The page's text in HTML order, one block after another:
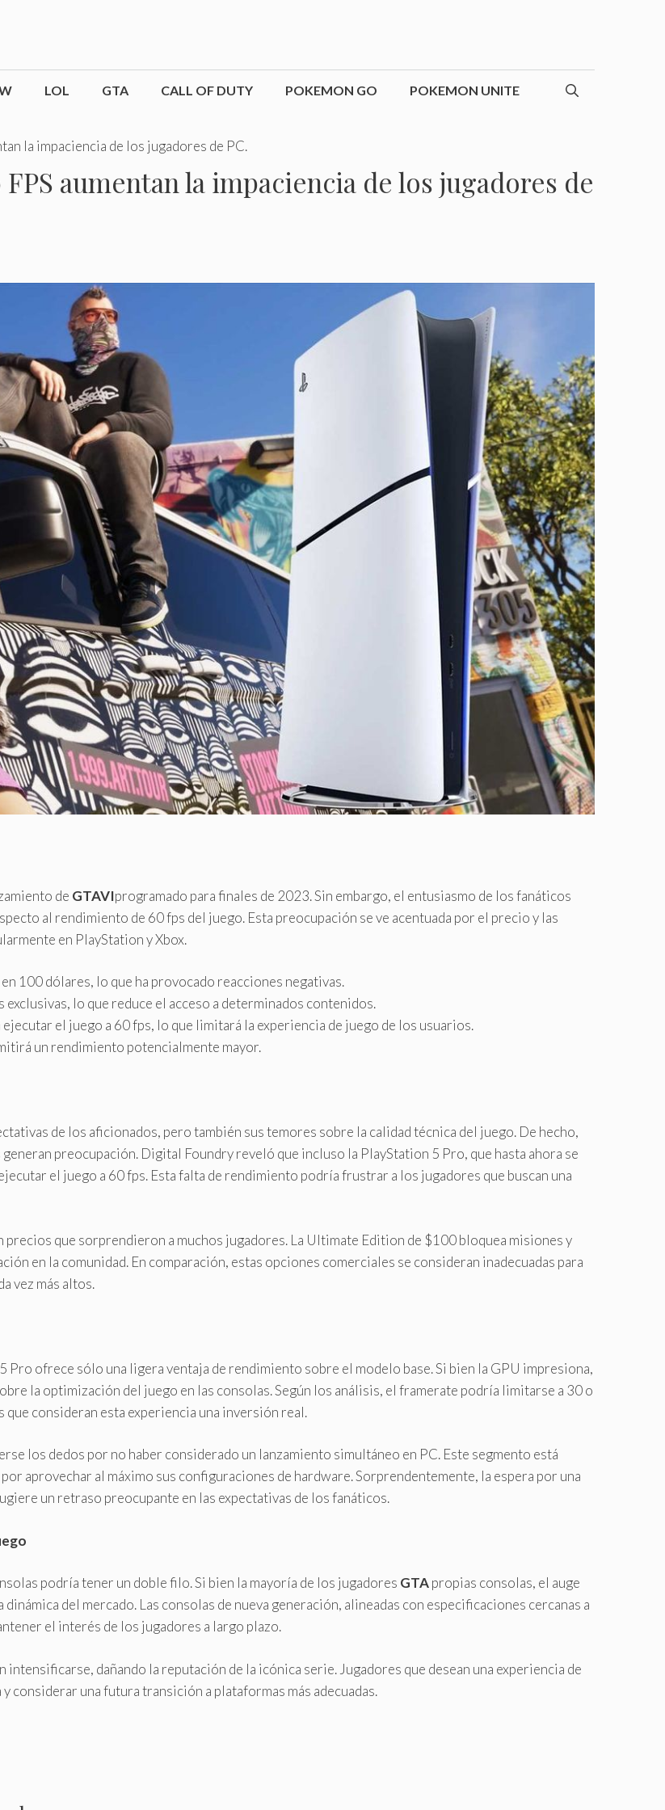
LOL GTA CALL OF DUTY POKEMON GO POKEMON UNITE
la impaciencia de los jugadores de PC.
aumentan la impaciencia de los jugadores de
de GTAVIprogramado para finales de 2023. Sin embargo, el entusiasmo de los fanáticos
al rendimiento de 60 fps del juego. Esta preocupación se ve acentuada por el precio y las
en PlayStation y Xbox.
100 dólares, lo que ha provocado reacciones negativas.
lo que reduce el acceso a determinados contenidos.
el juego a 60 fps, lo que limitará la experiencia de juego de los usuarios.
un rendimiento potencialmente mayor.
de los aficionados, pero también sus temores sobre la calidad técnica del juego. De hecho,
preocupación. Digital Foundry reveló que incluso la PlayStation 5 Pro, que hasta ahora se
el juego a 60 fps. Esta falta de rendimiento podría frustrar a los jugadores que buscan una
que sorprendieron a muchos jugadores. La Ultimate Edition de $100 bloquea misiones y
en la comunidad. En comparación, estas opciones comerciales se consideran inadecuadas para
vez más altos.
ofrece sólo una ligera ventaja de rendimiento sobre el modelo base. Si bien la GPU impresiona,
la optimización del juego en las consolas. Según los análisis, el framerate podría limitarse a 30 o
consideran esta experiencia una inversión real.
los dedos por no haber considerado un lanzamiento simultáneo en PC. Este segmento está
aprovechar al máximo sus configuraciones de hardware. Sorprendentemente, la espera por una
un retraso preocupante en las expectativas de los fanáticos.
podría tener un doble filo. Si bien la mayoría de los jugadores GTApropias consolas, el auge
del mercado. Las consolas de nueva generación, alineadas con especificaciones cercanas a
el interés de los jugadores a largo plazo.
dañando la reputación de la icónica serie. Jugadores que desean una experiencia de
considerar una futura transición a plataformas más adecuadas.